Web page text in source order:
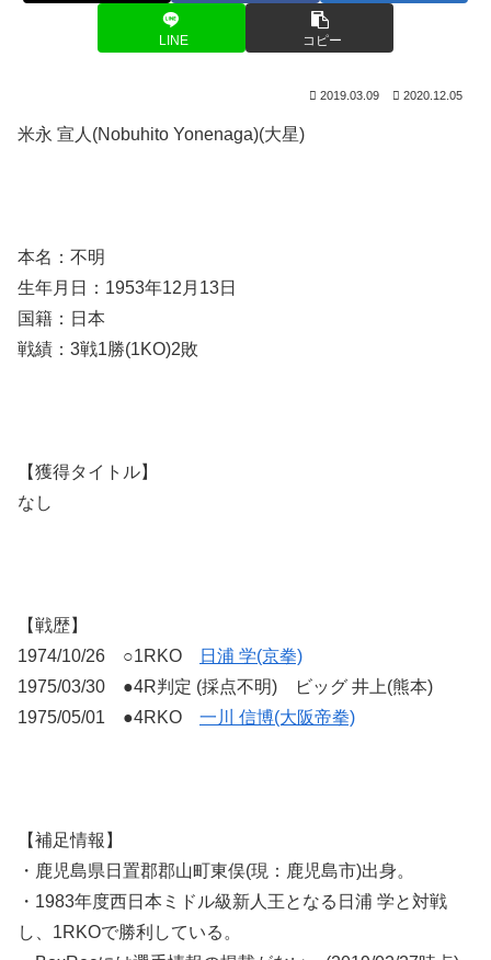
LINE コピー
2019.03.09 2020.12.05
米永 宣人(Nobuhito Yonenaga)(大星)
本名：不明
生年月日：1953年12月13日
国籍：日本
戦績：3戦1勝(1KO)2敗
【獲得タイトル】
なし
【戦歴】
1974/10/26 ○1RKO
日浦 学(京拳)
1975/03/30 ●4R判定 (採点不明) ビッグ 井上(熊本)
1975/05/01 ●4RKO 一川 信博(大阪帝拳)
【補足情報】
・鹿児島県日置郡郡山町東俣(現：鹿児島市)出身。
・1983年度西日本ミドル級新人王となる日浦 学と対戦
し、1RKOで勝利している。